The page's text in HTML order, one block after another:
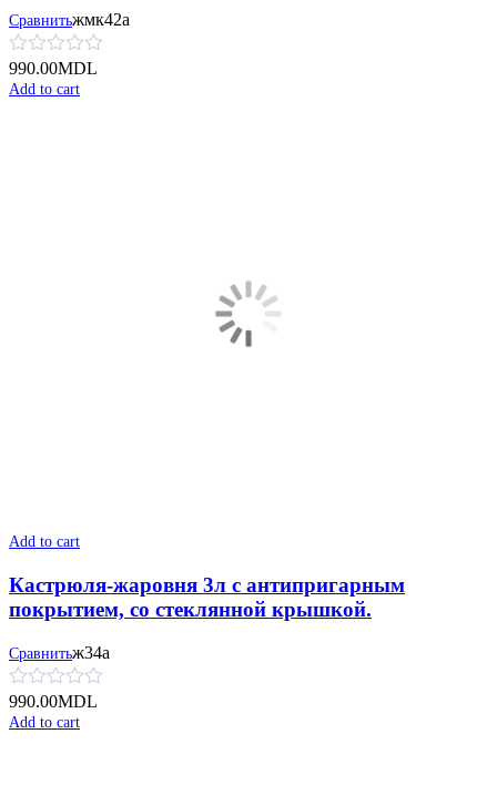
Сравнитьжмк42а
990.00MDL
Add to cart
Add to cart
Кастрюля-жаровня 3л с антипригарным
покрытием, со стеклянной крышкой.
Сравнитьж34а
990.00MDL
Add to cart